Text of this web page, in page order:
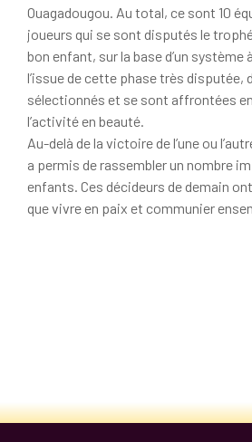
Ouagadougou. Au total, ce sont 10
joueurs qui se sont disputés le
bon enfant, sur la base d’un système
l’issue de cette phase très disputée,
sélectionnés et se sont affrontées
l’activité en beauté.
Au-delà de la victoire de l’une ou
a permis de rassembler un nombre
enfants. Ces décideurs de demain
que vivre en paix et communier